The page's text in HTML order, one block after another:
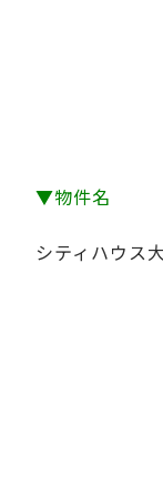
▼物件名
シティハウス